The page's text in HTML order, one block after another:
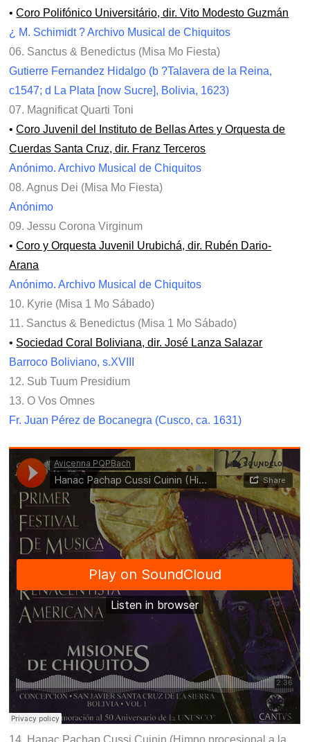
•Coro Polifónico Universitário, dir. Vito Modesto Guzmán
¿ M. Schimidt ? Archivo Musical de Chiquitos
06. Sanctus & Benedictus (Misa Mo Fiesta)
Gutierre Fernandez Hidalgo (b ?Talavera de la Reina,
c1547; d La Plata [now Sucre], Bolivia, 1623)
07. Magnificat Quarti Toni
•Coro Juvenil del Instituto de Bellas Artes y Orquesta de
Cuerdas Santa Cruz, dir. Franz Terceros
Anónimo. Archivo Musical de Chiquitos
08. Agnus Dei (Misa Mo Fiesta)
Anónimo
09. Jessu Corona Virginum
•Coro y Orquesta Juvenil Urubichá, dir. Rubén Dario-
Arana
Anónimo. Archivo Musical de Chiquitos
10. Kyrie (Misa 1 Mo Sábado)
11. Sanctus & Benedictus (Misa 1 Mo Sábado)
• Sociedad Coral Boliviana, dir. José Lanza Salazar
Barroco Boliviano, s.XVIII
12. Sub Tuum Presidium
13. O Vos Omnes
Fr. Juan Pérez de Bocanegra (Cusco, ca. 1631)
14. Hanac Pachap Cussi Cuinin (Himno procesional a la